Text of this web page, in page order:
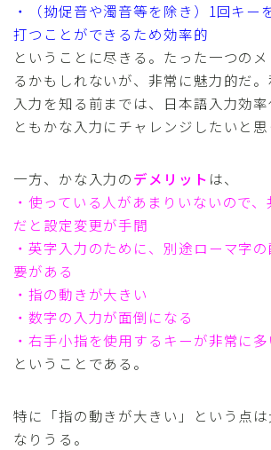
・（拗促音や濁音等を除き）1回キー
打つことができるため効率的
ということに尽きる。たった一つの
るかもしれないが、非常に魅力的だ
入力を知る前までは、日本語入力効
ともかな入力にチャレンジしたいと思
一方、かな入力のデメリット は、
・使っている人があまりいないので
だと設定変更が手間
・英字入力のために、別途ローマ字
要がある
・指の動きが大きい
・数字の入力が面倒になる
・右手小指を使用するキーが非常に多
ということである。
特に「指の動きが大きい」という点
なりうる。